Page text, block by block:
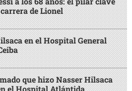
de Lionel
en el Hospital General
que hizo Nasser Hilsaca
el Hospital Atlántida